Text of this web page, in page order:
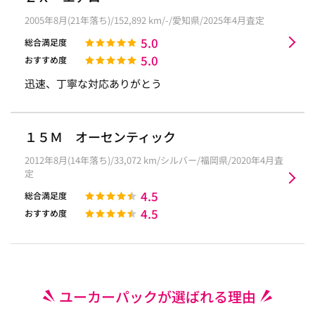
2005年8月(21年落ち)/152,892 km/-/愛知県/2025年4月査定
総合満足度 5.0
おすすめ度 5.0
迅速、丁寧な対応ありがとう
１５Ｍ オーセンティック
2012年8月(14年落ち)/33,072 km/シルバー/福岡県/2020年4月査
定
総合満足度 4.5
おすすめ度 4.5
ユーカーパックが選ばれる理由